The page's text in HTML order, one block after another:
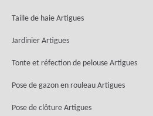
Taille de haie Artigues
Jardinier Artigues
Tonte et réfection de pelouse Artigues
Pose de gazon en rouleau Artigues
Pose de clôture Artigues